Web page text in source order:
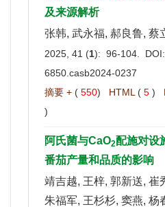
及来源解析
张韩, 武永福, 郝良鲁, 蔡
2025, 41 (1): 96-104. DOI:
6850.casb2024-0237
摘要 + ( 550) HTML ( 5 )
)
阿氏菌与CaO2配施对设
番茄产量和品质的影响
靖吉越, 王梓, 郭新送, 崔
朱福军, 王杉杉, 窦燕, 杨